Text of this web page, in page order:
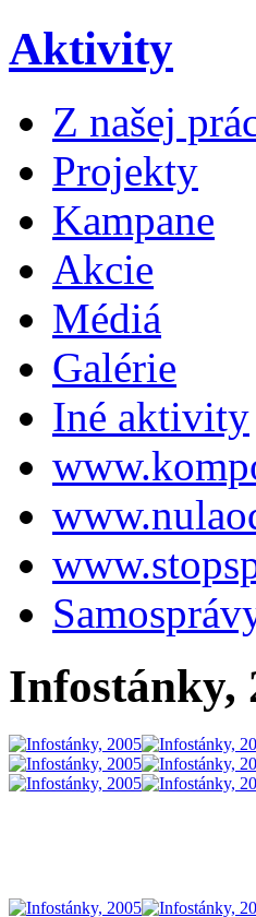
Aktivity
Z našej
Projekty
Kampane
Akcie
Médiá
Galérie
Iné aktivity
Infostánky,